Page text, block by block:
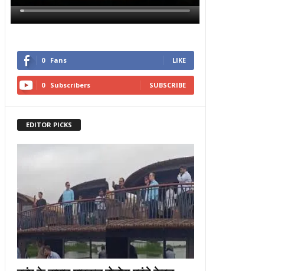
0 Fans LIKE
0 Subscribers SUBSCRIBE
EDITOR PICKS